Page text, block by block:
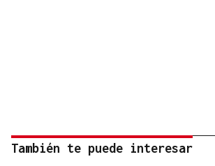
También te puede interesar